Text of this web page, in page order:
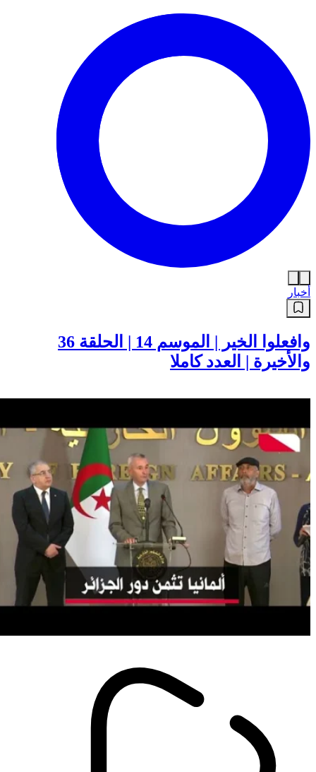
أخبار
وافعلوا الخير | الموسم 14 | الحلقة 36
والأخيرة | العدد كاملا